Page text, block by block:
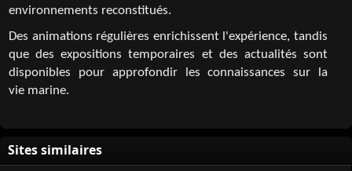
environnements reconstitués.
Des animations régulières enrichissent l'expérience, tandis
que des expositions temporaires et des actualités sont
disponibles pour approfondir les connaissances sur la
vie marine.